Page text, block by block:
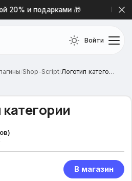
20% и подарками 🎁
Войти
/Shop-Script/ Логотип категории
В магазин